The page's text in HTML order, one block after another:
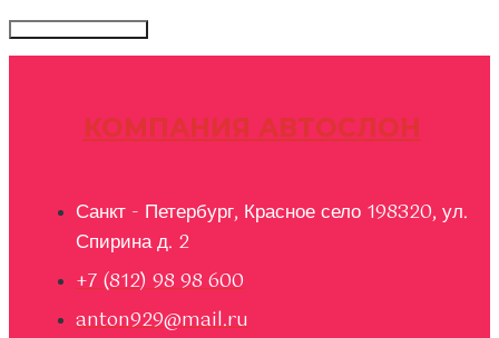
КОМПАНИЯ АВТОСЛОН
Санкт - Петербург, Красное село 198320, ул.
Спирина д. 2
+7 (812) 98 98 600
anton929@mail.ru